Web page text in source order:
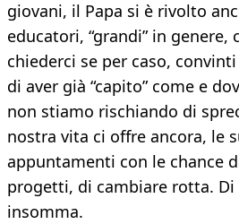
giovani, il Papa si è rivolto
educatori, “grandi” in genere,
chiederci se per caso,
di aver già “capito” come e
non stiamo rischiando di
nostra vita ci offre ancora, le
appuntamenti con le chance
progetti, di cambiare rotta.
insomma.